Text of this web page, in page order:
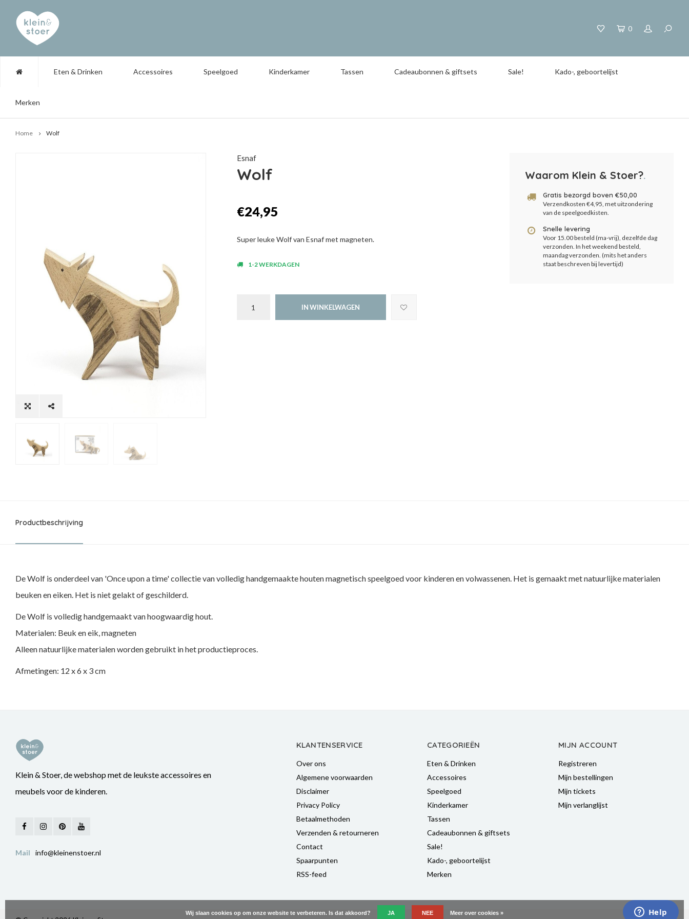
0
Eten & Drinken Accessoires Speelgoed Kinderkamer Tassen Cadeaubonnen & giftsets Sale! Kado-, geboortelijst
Merken
Home Wolf
Esnaf
Wolf
€24,95
Super leuke Wolf van Esnaf met magneten.
1-2 WERKDAGEN
IN WINKELWAGEN
Waarom Klein & Stoer?.
Gratis bezorgd boven €50,00
Verzendkosten €4,95, met uitzondering
van de speelgoedkisten.
Snelle levering
Voor 15.00 besteld (ma-vrij), dezelfde dag
verzonden. In het weekend besteld,
maandag verzonden. (mits het anders
staat beschreven bij levertijd)
Productbeschrijving
De Wolf is onderdeel van 'Once upon a time' collectie van volledig handgemaakte houten magnetisch speelgoed voor kinderen en volwassenen. Het is gemaakt met natuurlijke materialen
beuken en eiken. Het is niet gelakt of geschilderd.
De Wolf is volledig handgemaakt van hoogwaardig hout.
Materialen: Beuk en eik, magneten
Alleen natuurlijke materialen worden gebruikt in het productieproces.
Afmetingen: 12 x 6 x 3 cm
Klein & Stoer, de webshop met de leukste accessoires en
meubels voor de kinderen.
Mail info@kleinenstoer.nl
KLANTENSERVICE
Over ons
Algemene voorwaarden
Disclaimer
Privacy Policy
Betaalmethoden
Verzenden & retourneren
Contact
Spaarpunten
RSS-feed
CATEGORIEËN
Eten & Drinken
Accessoires
Speelgoed
Kinderkamer
Tassen
Cadeaubonnen & giftsets
Sale!
Kado-, geboortelijst
Merken
MIJN ACCOUNT
Registreren
Mijn bestellingen
Mijn tickets
Mijn verlanglijst
Wij slaan cookies op om onze website te verbeteren. Is dat akkoord? JA NEE Meer over cookies »